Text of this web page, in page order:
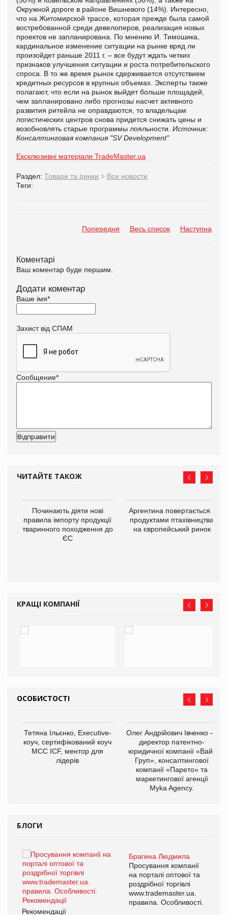
Окружной дороге в районе Вишневого (14%). Интересно,
что на Житомирской трассе, которая прежде была самой
востребованной среди девелоперов, реализация новых
проектов не запланирована. По мнению И. Тимошика,
кардинальное изменение ситуации на рынке вряд ли
произойдет раньше 2011 г. – все будут ждать четких
признаков улучшения ситуации и роста потребительского
спроса. В то же время рынок сдерживается отсутствием
кредитных ресурсов в крупных объемах. Эксперты также
полагают, что если на рынок выйдет больше площадей,
чем запланировано либо прогнозы насчет активного
развития ритейла не оправдаются, то владельцам
логистических центров снова придется снижать цены и
возобновлять старые программы лояльности. Источник:
Консалтинговая компания "SV Development"
Ексклюзивні матеріали TradeMaster.ua
Раздел: Товари та ринки > Все новости
Теги:
Попередня Весь список Наступна
Коментарі
Ваш коментар буде першим.
Додати коментар
Ваше імя*
Захист від СПАМ
Сообщение*
ЧИТАЙТЕ ТАКОЖ
Починають діяти нові
правила імпорту продукції
тваринного походження до
ЄС
Аргентина повертається з
продуктами птахівництва
на європейський ринок
КРАЩІ КОМПАНІЇ
ОСОБИСТОСТІ
Тетяна Ільєнко, Executive-
коуч, сертифікований коуч
МСС ICF, ментор для
лідерів
Олег Андрійович Івченко —
директор патентно-
юридичної компанії «Вайз
Груп», консалтингової
компанії «Парето» та
маркетингової агенції
Myka Agency.
БЛОГИ
Брагина Людмила
Просування компанії
на порталі оптової та
роздрібної торгівлі
www.trademaster.ua.
правила. Особливості.
Рекомендації